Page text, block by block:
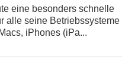
eine besonders schnelle
alle seine Betriebssysteme
iPhones (iPa...